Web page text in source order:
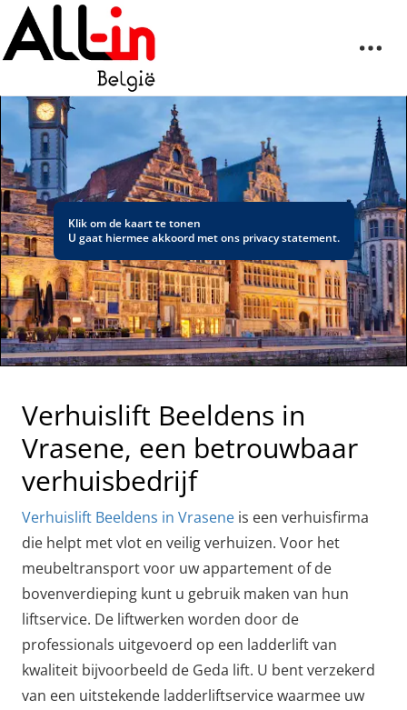
Klik om de kaart te tonen
U gaat hiermee akkoord met ons privacy statement.
Verhuislift Beeldens in
Vrasene, een betrouwbaar
verhuisbedrijf
Verhuislift Beeldens in Vrasene is een verhuisfirma
die helpt met vlot en veilig verhuizen. Voor het
meubeltransport voor uw appartement of de
bovenverdieping kunt u gebruik maken van hun
liftservice. De liftwerken worden door de
professionals uitgevoerd op een ladderlift van
kwaliteit bijvoorbeeld de Geda lift. U bent verzekerd
van een uitstekende ladderliftservice waarmee uw